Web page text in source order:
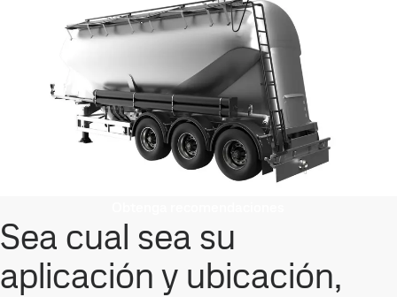
Sea cual sea su
aplicación y ubicación,